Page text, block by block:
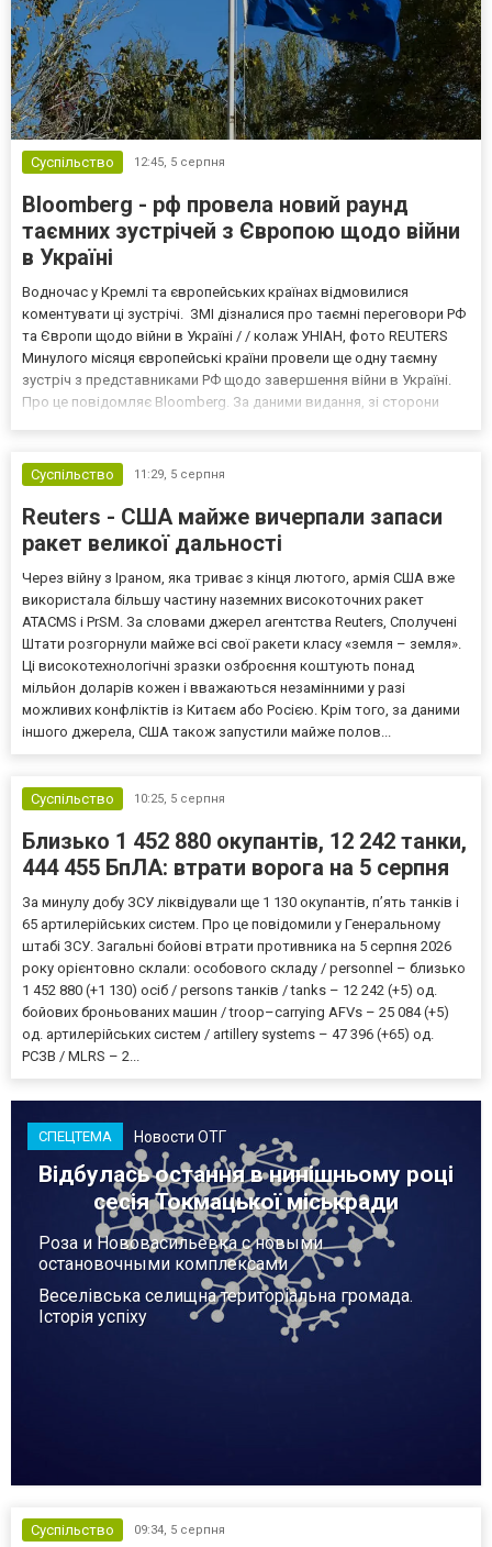
Суспільство 12:45, 5 серпня
Bloomberg - рф провела новий раунд
таємних зустрічей з Європою щодо війни
в Україні
Водночас у Кремлі та європейських країнах відмовилися
коментувати ці зустрічі. ЗМІ дізналися про таємні переговори РФ
та Європи щодо війни в Україні / / колаж УНІАН, фото REUTERS
Минулого місяця європейські країни провели ще одну таємну
зустріч з представниками РФ щодо завершення війни в Україні.
Про це повідомляє Bloomberg. За даними видання, зі сторони
Суспільство
11:29, 5 серпня
Reuters - США майже вичерпали запаси
ракет великої дальності
Через війну з Іраном, яка триває з кінця лютого, армія США вже
використала більшу частину наземних високоточних ракет
ATACMS і PrSM. За словами джерел агентства Reuters, Сполучені
Штати розгорнули майже всі свої ракети класу «земля – земля».
Ці високотехнологічні зразки озброєння коштують понад
мільйон доларів кожен і вважаються незамінними у разі
можливих конфліктів із Китаєм або Росією. Крім того, за даними
іншого джерела, США також запустили майже полов...
Суспільство 10:25, 5 серпня
Близько 1 452 880 окупантів, 12 242 танки,
444 455 БпЛА: втрати ворога на 5 серпня
За минулу добу ЗСУ ліквідували ще 1 130 окупантів, пʼять танків і
65 артилерійських систем. Про це повідомили у Генеральному
штабі ЗСУ. Загальні бойові втрати противника на 5 серпня 2026
року орієнтовно склали: особового складу / personnel – близько
1 452 880 (+1 130) осіб / persons танків / tanks – 12 242 (+5) од.
бойових броньованих машин / troop–carrying AFVs – 25 084 (+5)
од. артилерійських систем / artillery systems – 47 396 (+65) од.
РСЗВ / MLRS – 2...
СПЕЦТЕМА Новости ОТГ
Відбулась остання в нинішньому році
сесія Токмацької міськради
Роза и Нововасильевка с новыми
остановочными комплексами
Веселівська селищна територіальна громада.
Історія успіху
Суспільство 09:34, 5 серпня